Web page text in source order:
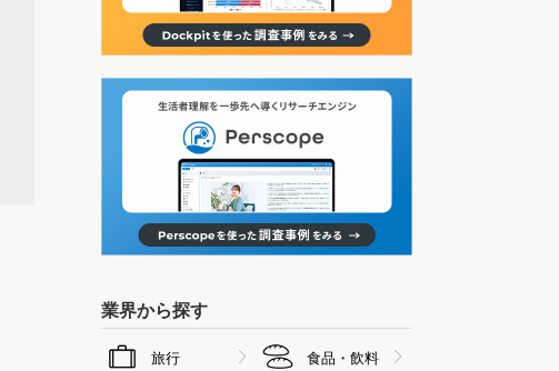
業界から探す
旅行 食品・飲料